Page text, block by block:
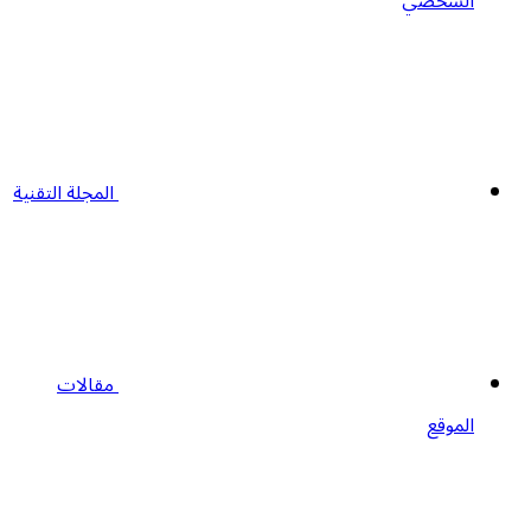
المجلة التقنية
مقالات
الموقع